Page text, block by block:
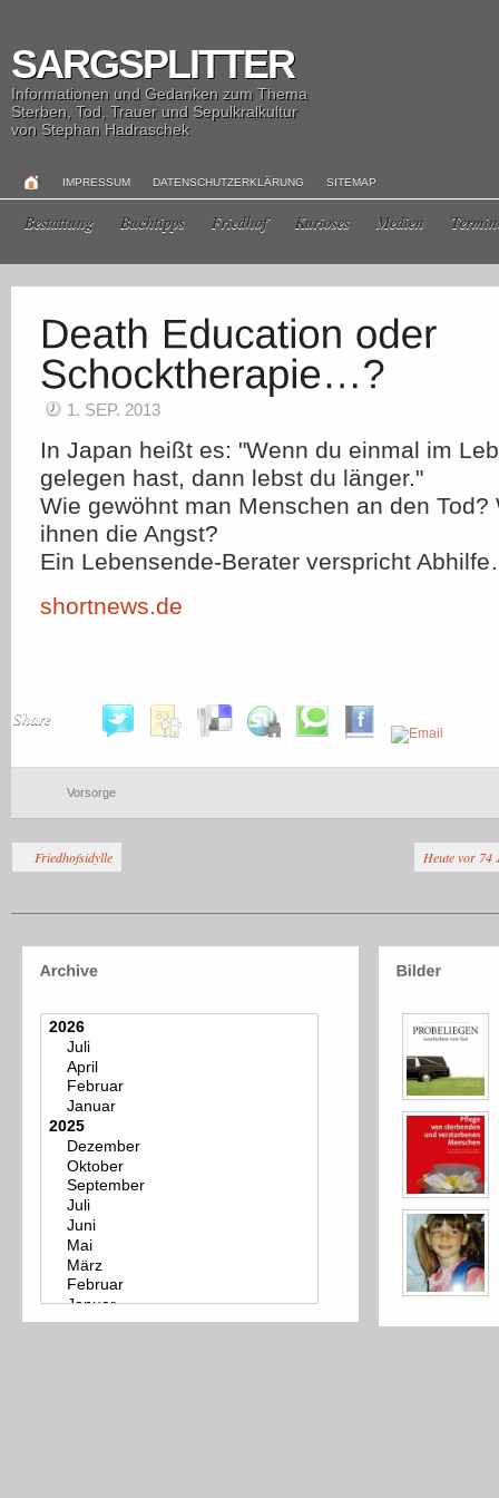
SARGSPLITTER
Informationen und Gedanken zum Thema
Sterben, Tod, Trauer und Sepulkralkultur
von Stephan Hadraschek
IMPRESSUM DATENSCHUTZERKLÄRUNG SITEMAP
Bestattung Buchtipps Friedhof Kurioses Medien
1. SEP. 2013
In Japan heißt es: "Wenn du einmal im
gelegen hast, dann lebst du länger."
Wie gewöhnt man Menschen an den Tod?
ihnen die Angst?
Ein Lebensende-Berater verspricht
shortnews.de
Share
Vorsorge
Friedhofsidylle Heute vor 74